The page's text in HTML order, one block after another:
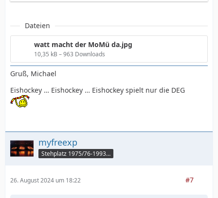
Dateien
watt macht der MoMü da.jpg
10,35 kB – 963 Downloads
Gruß, Michael
Eishockey … Eishockey … Eishockey spielt nur die DEG
myfreexp
Stehplatz 1975/76-1993/94
26. August 2024 um 18:22 #7